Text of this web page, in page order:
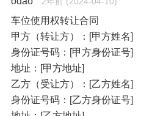
车位使用权转让合同
甲方（转让方）：[甲方姓名]
身份证号码：[甲方身份证号]
地址：[甲方地址]
乙方（受让方）：[乙方姓名]
身份证号码：[乙方身份证号]